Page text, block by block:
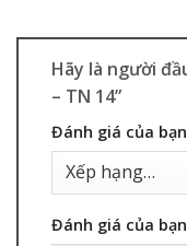
Hãy là người
– TN 14”
Đánh giá của bạn
Đánh giá của bạn